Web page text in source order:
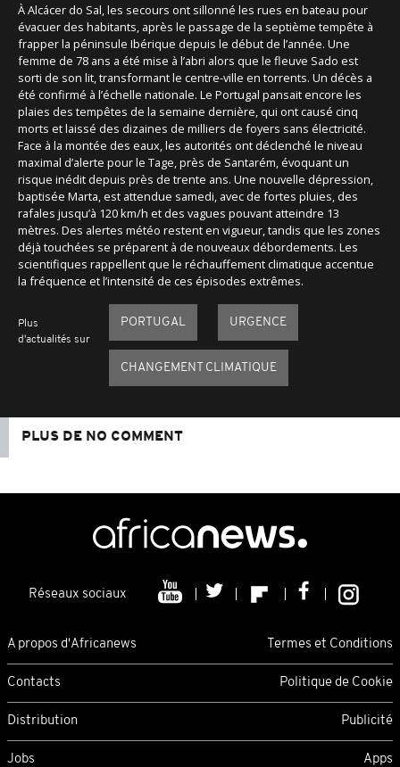
À Alcácer do Sal, les secours ont sillonné les rues en bateau pour
évacuer des habitants, après le passage de la septième tempête à
frapper la péninsule Ibérique depuis le début de l’année. Une
femme de 78 ans a été mise à l’abri alors que le fleuve Sado est
sorti de son lit, transformant le centre-ville en torrents. Un décès a
été confirmé à l’échelle nationale. Le Portugal pansait encore les
plaies des tempêtes de la semaine dernière, qui ont causé cinq
morts et laissé des dizaines de milliers de foyers sans électricité.
Face à la montée des eaux, les autorités ont déclenché le niveau
maximal d’alerte pour le Tage, près de Santarém, évoquant un
risque inédit depuis près de trente ans. Une nouvelle dépression,
baptisée Marta, est attendue samedi, avec de fortes pluies, des
rafales jusqu’à 120 km/h et des vagues pouvant atteindre 13
mètres. Des alertes météo restent en vigueur, tandis que les zones
déjà touchées se préparent à de nouveaux débordements. Les
scientifiques rappellent que le réchauffement climatique accentue
la fréquence et l’intensité de ces épisodes extrêmes.
Plus
d'actualités sur
PORTUGAL URGENCE
CHANGEMENT CLIMATIQUE
PLUS DE NO COMMENT
Réseaux sociaux
A propos d'Africanews Termes et Conditions
Contacts Politique de Cookie
Distribution Publicité
Jobs Apps